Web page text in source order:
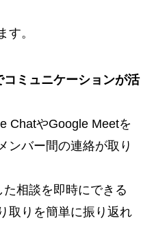
す。
ミュニケーションが活
ChatやGoogle Meetを
ンバー間の連絡が取り
相談を即時にできる
取りを簡単に振り返れ